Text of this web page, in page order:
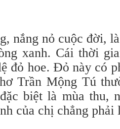
nắng nỏ cuộc đời,
xanh. Cái thời
đỏ hoe. Đỏ này có
Trần Mộng Tú
biệt là mùa thu,
của chị chẳng phải